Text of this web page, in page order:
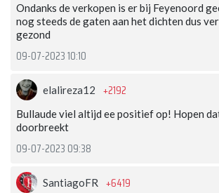
Ondanks de verkopen is er bij Feyenoord
nog steeds de gaten aan het dichten dus
gezond
09-07-2023 10:10
elalireza12 +2192
Bullaude viel altijd ee positief op! Hopen
doorbreekt
09-07-2023 09:38
SantiagoFR +6419